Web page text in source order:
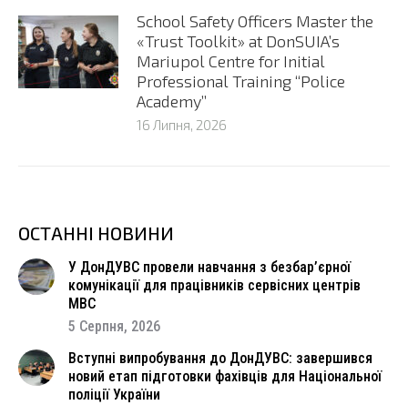
School Safety Officers Master the
«Trust Toolkit» at DonSUIA’s
Mariupol Centre for Initial
Professional Training “Police
Academy”
16 Липня, 2026
ОСТАННІ НОВИНИ
У ДонДУВС провели навчання з безбар’єрної
комунікації для працівників сервісних центрів
МВС
5 Серпня, 2026
Вступні випробування до ДонДУВС: завершився
новий етап підготовки фахівців для Національної
поліції України